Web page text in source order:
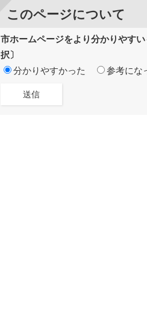
このページについて
市ホームページをより分かりやす
択〕
分かりやすかった
参考にな